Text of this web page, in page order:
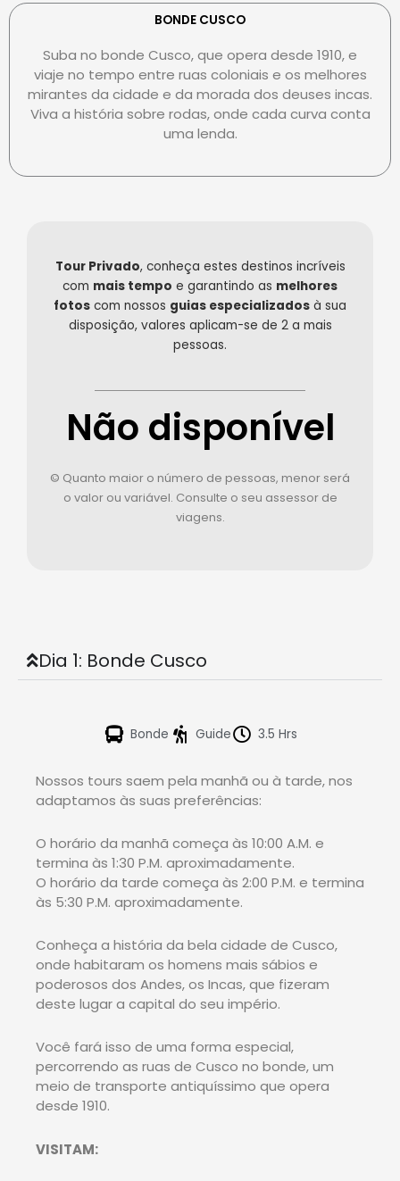
r
c
a
r
d
s
-
c
l
u
b
p
a
y
BONDE CUSCO
Suba no bonde Cusco, que opera desde 1910, e
viaje no tempo entre ruas coloniais e os melhores
mirantes da cidade e da morada dos deuses incas.
Viva a história sobre rodas, onde cada curva conta
uma lenda.
Tour Privado, conheça estes destinos incríveis
com mais tempo e garantindo as melhores
fotos com nossos guias especializados à sua
disposição, valores aplicam-se de 2 a mais
pessoas.
Não disponível
© Quanto maior o número de pessoas, menor será
o valor ou variável. Consulte o seu assessor de
viagens.
Dia 1: Bonde Cusco
Bonde Guide 3.5 Hrs
Nossos tours saem pela manhã ou à tarde, nos
adaptamos às suas preferências:
O horário da manhã começa às 10:00 A.M. e
termina às 1:30 P.M. aproximadamente.
O horário da tarde começa às 2:00 P.M. e termina
às 5:30 P.M. aproximadamente.
Conheça a história da bela cidade de Cusco,
onde habitaram os homens mais sábios e
poderosos dos Andes, os Incas, que fizeram
deste lugar a capital do seu império.
Você fará isso de uma forma especial,
percorrendo as ruas de Cusco no bonde, um
meio de transporte antiquíssimo que opera
desde 1910.
VISITAM: